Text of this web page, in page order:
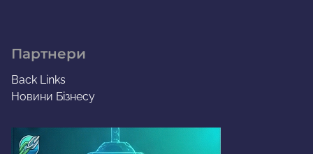
Партнери
Back Links
Новини Бізнесу